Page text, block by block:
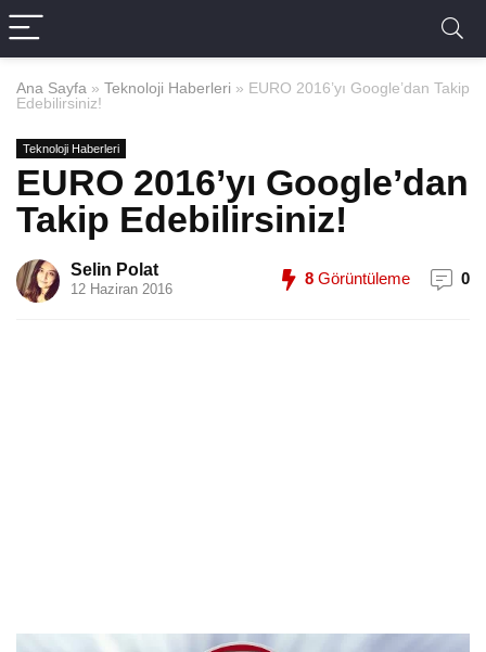
Ana Sayfa » Teknoloji Haberleri » EURO 2016’yı Google’dan Takip
Edebilirsiniz!
Teknoloji Haberleri
EURO 2016’yı Google’dan
Takip Edebilirsiniz!
Selin Polat
12 Haziran 2016
8 Görüntüleme 0